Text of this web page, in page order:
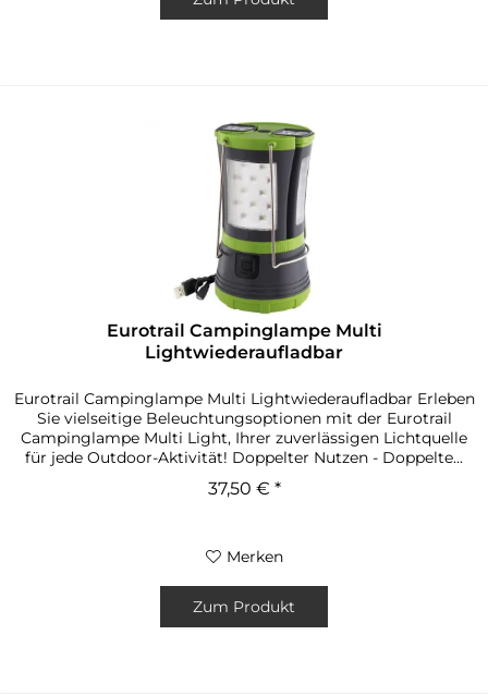
Eurotrail Campinglampe Multi
Lightwiederaufladbar
Eurotrail Campinglampe Multi Lightwiederaufladbar Erleben
Sie vielseitige Beleuchtungsoptionen mit der Eurotrail
Campinglampe Multi Light, Ihrer zuverlässigen Lichtquelle
für jede Outdoor-Aktivität! Doppelter Nutzen - Doppelte...
37,50 € *
Merken
Zum Produkt